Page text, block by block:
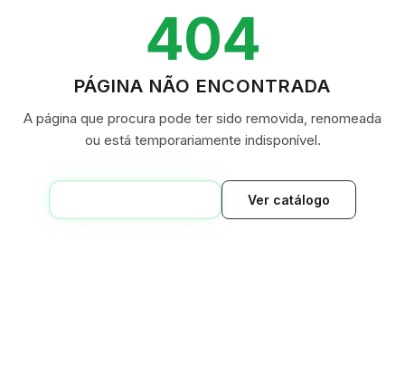
404
PÁGINA NÃO ENCONTRADA
A página que procura pode ter sido removida, renomeada
ou está temporariamente indisponível.
Ver catálogo